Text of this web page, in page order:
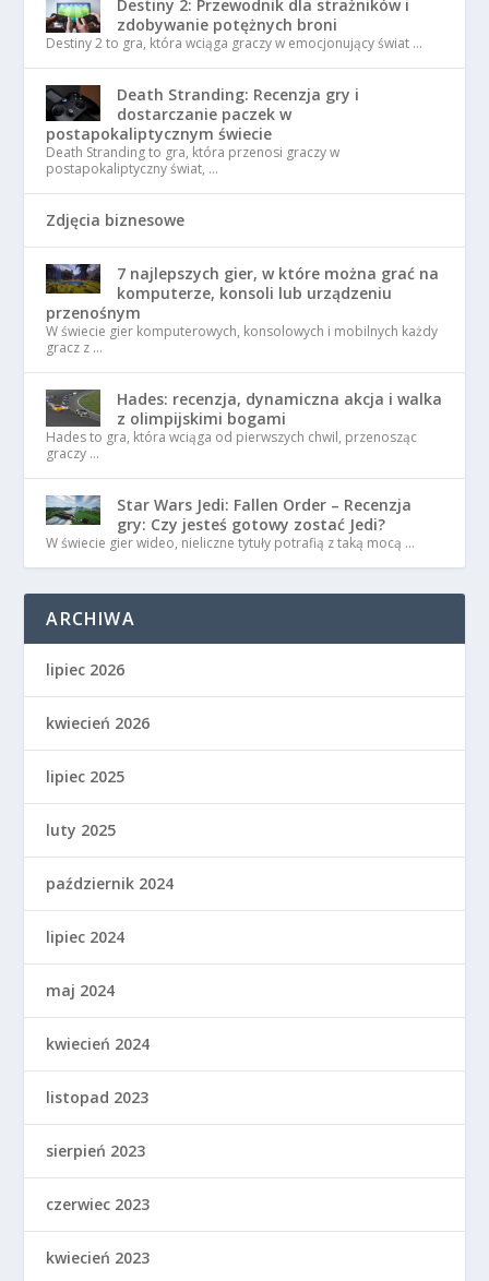
Destiny 2: Przewodnik dla strażników i
zdobywanie potężnych broni
Destiny 2 to gra, która wciąga graczy w emocjonujący świat …
Death Stranding: Recenzja gry i
dostarczanie paczek w
postapokaliptycznym świecie
Death Stranding to gra, która przenosi graczy w
postapokaliptyczny świat, …
Zdjęcia biznesowe
7 najlepszych gier, w które można grać na
komputerze, konsoli lub urządzeniu
przenośnym
W świecie gier komputerowych, konsolowych i mobilnych każdy
gracz z …
Hades: recenzja, dynamiczna akcja i walka
z olimpijskimi bogami
Hades to gra, która wciąga od pierwszych chwil, przenosząc
graczy …
Star Wars Jedi: Fallen Order – Recenzja
gry: Czy jesteś gotowy zostać Jedi?
W świecie gier wideo, nieliczne tytuły potrafią z taką mocą …
ARCHIWA
lipiec 2026
kwiecień 2026
lipiec 2025
luty 2025
październik 2024
lipiec 2024
maj 2024
kwiecień 2024
listopad 2023
sierpień 2023
czerwiec 2023
kwiecień 2023